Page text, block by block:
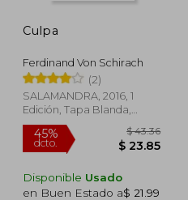
45%
Culpa
Ferdinand Von Schirach
(2)
SALAMANDRA, 2016, 1
Edición, Tapa Blanda,
Nuevo
Disponible Usado
en Buen Estado a$ 21.99